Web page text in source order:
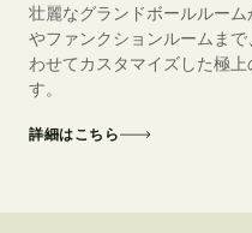
壮麗なグランドボールルー
やファンクションルームま
わせてカスタマイズした極
す。
詳細はこちら